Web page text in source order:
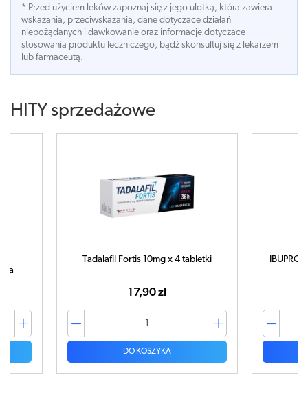
* Przed użyciem leków zapoznaj się z jego ulotką, która zawiera
wskazania, przeciwskazania, dane dotyczace działań
niepożądanych i dawkowanie oraz informacje dotyczace
stosowania produktu leczniczego, bądź skonsultuj się z lekarzem
lub farmaceutą.
HITY sprzedażowe
Tadalafil Fortis 10mg x 4 tabletki
17,90 zł
DO KOSZYKA